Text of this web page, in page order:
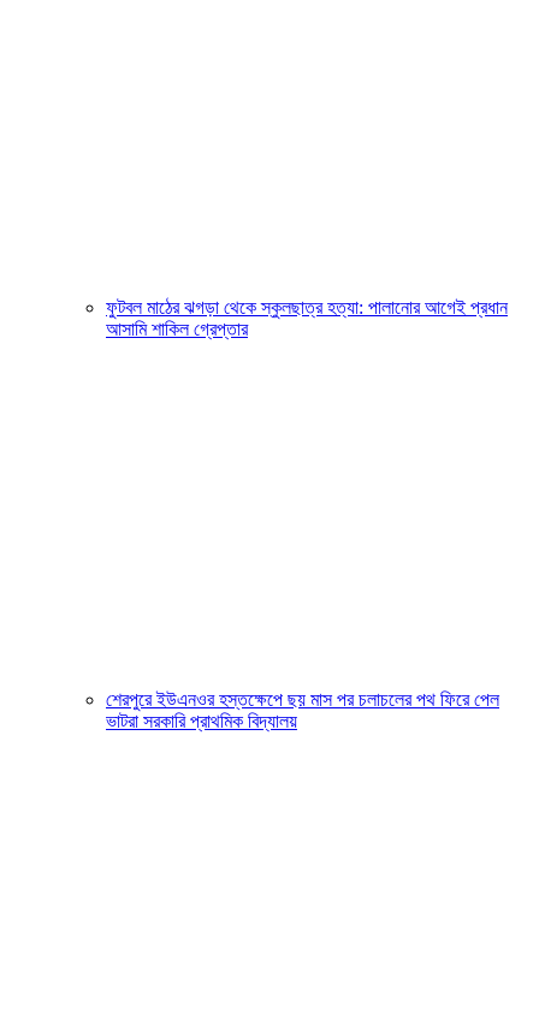
ফুটবল মাঠের ঝগড়া থেকে স্কুলছাত্র হত্যা: পালানোর আগেই প্রধান
আসামি শাকিল গ্রেপ্তার
শেরপুরে ইউএনওর হস্তক্ষেপে ছয় মাস পর চলাচলের পথ ফিরে পেল
ভাটরা সরকারি প্রাথমিক বিদ্যালয়